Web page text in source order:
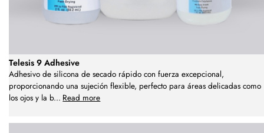
Telesis 9 Adhesive
Adhesivo de silicona de secado rápido con fuerza excepcional,
proporcionando una sujeción flexible, perfecto para áreas delicadas como
los ojos y la b... Read more